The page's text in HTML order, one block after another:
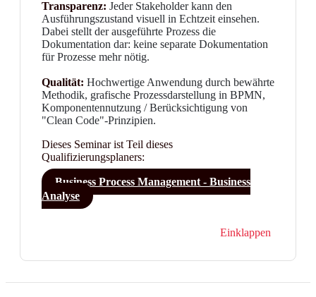
Transparenz: Jeder Stakeholder kann den
Ausführungszustand visuell in Echtzeit einsehen.
Dabei stellt der ausgeführte Prozess die
Dokumentation dar: keine separate Dokumentation
für Prozesse mehr nötig.
Qualität: Hochwertige Anwendung durch bewährte
Methodik, grafische Prozessdarstellung in BPMN,
Komponentennutzung / Berücksichtigung von
"Clean Code"-Prinzipien.
Dieses Seminar ist Teil dieses
Qualifizierungsplaners:
Business Process Management - Business
Analyse
Einklappen